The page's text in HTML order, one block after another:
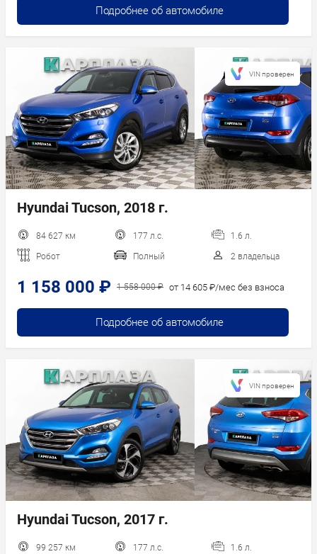
Подробнее об автомобиле
Hyundai Tucson, 2018 г.
84 627 км 177 л.с. 1.6 л.
Робот Полный 2 владельца
1 158 000 ₽ 1 558 000 ₽ от 14 605 ₽/мес без взноса
Подробнее об автомобиле
VIN проверен
Hyundai Tucson, 2017 г.
99 257 км 177 л.с. 1.6 л.
VIN проверен